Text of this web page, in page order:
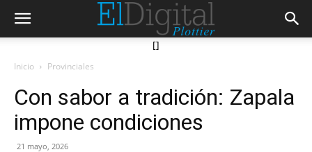
[]
Inicio Provinciales
Con sabor a tradición: Zapala
impone condiciones
21 mayo, 2026